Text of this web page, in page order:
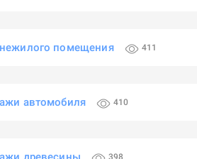
помещения 411
автомобиля 410
398